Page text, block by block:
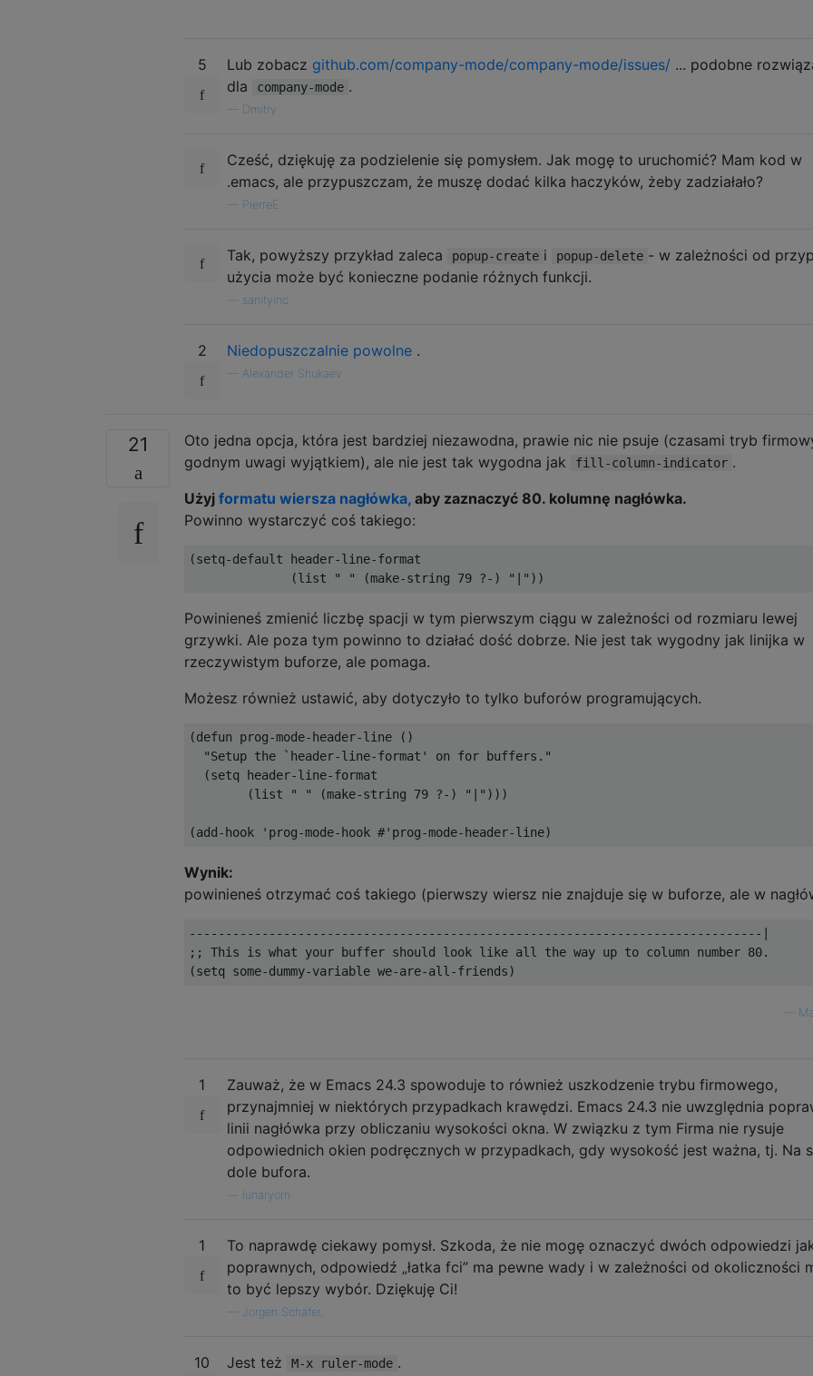
5 Lub zobacz github.com/company-mode/company-mode/issues/ ... podobne
dla
company-mode .
Dmitry
Cześć, dziękuję za podzielenie się pomysłem. Jak mogę to uruchomić? Mam kod w
.emacs, ale przypuszczam, że muszę dodać kilka haczyków, żeby zadziałało?
PierreE
Tak, powyższy przykład zaleca popup-create i popup-delete - w zależności od
użycia może być konieczne podanie różnych funkcji.
sanityinc
2 Niedopuszczalnie powolne .
Alexander Shukaev
21
Oto jedna opcja, która jest bardziej niezawodna, prawie nic nie psuje (czasami tryb
godnym uwagi wyjątkiem), ale nie jest tak wygodna jak
fill-column-indicator .
Użyj formatu wiersza nagłówka, aby zaznaczyć 80. kolumnę nagłówka.
Powinno wystarczyć coś takiego:
(setq-default header-line-format
Powinieneś zmienić liczbę spacji w tym pierwszym ciągu w zależności od rozmiaru lewej
grzywki. Ale poza tym powinno to działać dość dobrze. Nie jest tak wygodny jak linijka w
rzeczywistym buforze, ale pomaga.
Możesz również ustawić, aby dotyczyło to tylko buforów programujących.
(defun prog-mode-header-line ()
  "Setup the `header-line-format' on for buffers."
  (setq header-line-format
        (list " " (make-string 79 ?-) "|")))
Wynik:
powinieneś otrzymać coś takiego (pierwszy wiersz nie znajduje się w buforze, ale w
-------------------------------------------------------------------------------|
;; This is what your buffer should look like all the way up to column number 80.
1
Zauważ, że w Emacs 24.3 spowoduje to również uszkodzenie trybu firmowego,
przynajmniej w niektórych przypadkach krawędzi. Emacs 24.3 nie uwzględnia
linii nagłówka przy obliczaniu wysokości okna. W związku z tym Firma nie rysuje
odpowiednich okien podręcznych w przypadkach, gdy wysokość jest ważna, tj. Na
dole bufora.
lunaryorn
1
To naprawdę ciekawy pomysł. Szkoda, że ​​nie mogę oznaczyć dwóch odpowiedzi
poprawnych, odpowiedź „łatka fci” ma pewne wady i w zależności od okoliczności
to być lepszy wybór. Dziękuję Ci!
Jorgen Schäfer,
10 Jest też M-x ruler-mode .